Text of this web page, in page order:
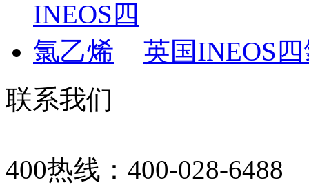
英国INEOS
联系我们
400热线：400-028-6488